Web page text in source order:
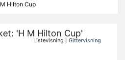
Hilton Cup
'H M Hilton Cup'
Listevisning |Gittervisning